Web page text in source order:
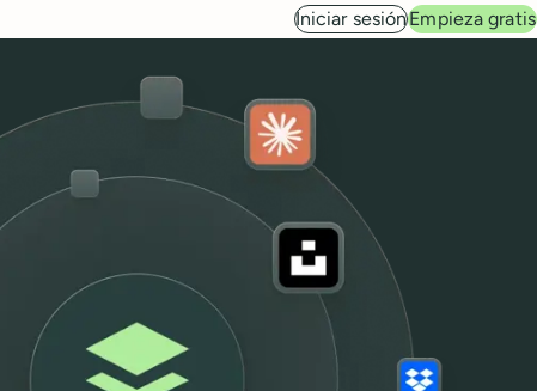
Iniciar sesiónEmpieza gratis